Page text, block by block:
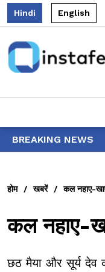
Hindi English
BREAKING NEWS
होम / खबरें / कल नहाए-
कल नहाए-
छठ मैया और सूर्य देव